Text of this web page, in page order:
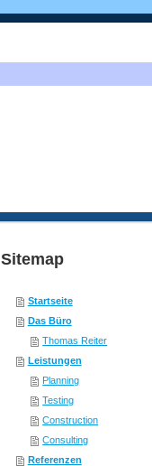
Sitemap
Startseite
Das Büro
Thomas Reiter
Leistungen
Planning
Testing
Construction
Consulting
Referenzen